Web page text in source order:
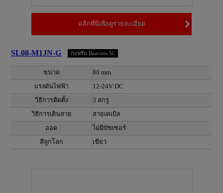
คลิกที่นี่เพื่อดูรายละเอียด
SL08-M1JN-G กะพริบ Beacons SL
ขนาด
80 mm
แรงดันไฟฟ้า
12-24V DC
วิธีการติดตั้ง
3 สกรู
วิธีการเดินสาย
สายเคเบิล
ออด
ไม่มีบัซเซอร์
สีลูกโลก
เขียว